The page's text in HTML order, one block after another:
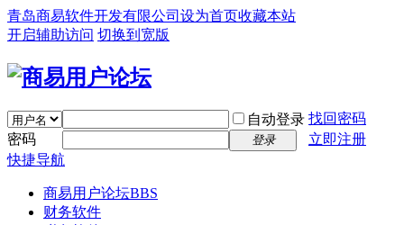
青岛商易软件开发有限公司 设为首页收藏本站
开启辅助访问 切换到宽版
自动登录 找回密码
密码
登录
立即注册
快捷导航
商易用户论坛BBS
财务软件